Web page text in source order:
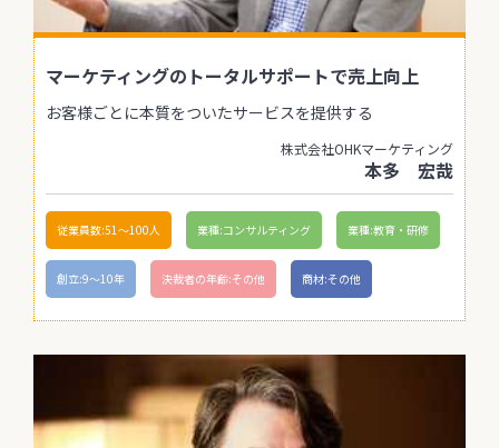
マーケティングのトータルサポートで売上向上
お客様ごとに本質をついたサービスを提供する
株式会社OHKマーケティング
本多 宏哉
従業員数:51〜100人 業種:コンサルティング 業種:教育・研修
創立:9〜10年 決裁者の年齢:その他 商材:その他